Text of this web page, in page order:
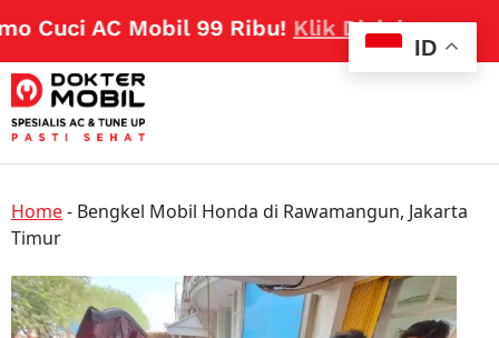
AC Mobil 99 Ribu!Klik Disini
Home- Bengkel Mobil Honda di Rawamangun, Jakarta
Timur
ID